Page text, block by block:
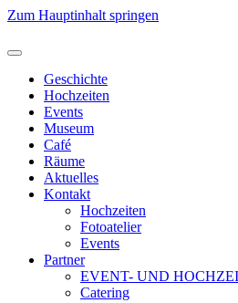
Zum Hauptinhalt springen
Geschichte
Hochzeiten
Events
Museum
Café
Räume
Aktuelles
Kontakt
Hochzeiten
Fotoatelier
Events
Partner
EVENT- UND
Catering